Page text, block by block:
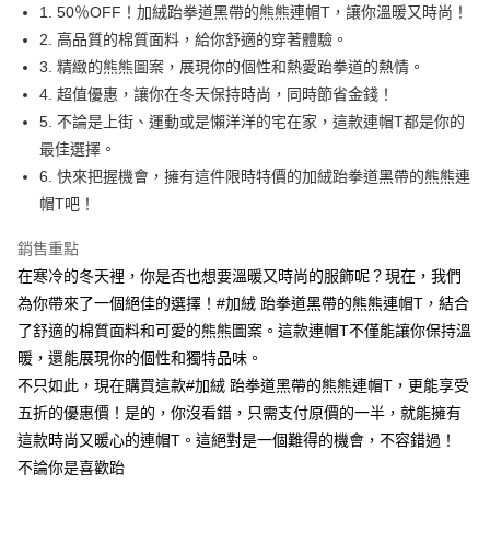
Apple Pay
街口支付
悠遊付
Google Pay
全盈+PAY
大哥付你分期
【大哥付你分期使用說明】
1.本服務由台灣大哥大提供，台灣大哥大用戶可立即使用無須另外申請。
2.付款方式選擇「大哥付你分期」，訂單成立後會自動跳轉到大哥付的交易
流程，驗證手機門號後，選擇欲分期的期數、繳款截止日，確認付款後即完
成交易。
3.實際核准額度、可分期數及費用金額請依後續交易確認頁面所載為準。
4.訂單成立30分鐘內，如未前往確認交易或遇審核未通過，訂單將自動取
法說明評估內容。
【繳款方式說明】
1.分期款項不併入電信帳單，「大哥付你分期」於每月結算日後寄送繳費提
醒簡訊。
AFTEE先享後付
相關說明
【關於「AFTEE先享後付」】
AFTEE先享後付是「在收到商品之後才付款」的支付方式。 讓您購物簡單
便利好安心！
１．簡單：不需註冊會員、不需綁卡、不需儲值。
２．便利：只要手機號碼，簡訊認證，即可結帳。
【「AFTEE先享後付」結帳流程】
運送方式
全家取貨付款
每筆NT$45
1. 50％OFF！加絨跆拳道黑帶的熊熊連帽T，讓你溫暖又時尚！
2. 高品質的棉質面料，給你舒適的穿著體驗。
3. 精緻的熊熊圖案，展現你的個性和熱愛跆拳道的熱情。
4. 超值優惠，讓你在冬天保持時尚，同時節省金錢！
5. 不論是上街、運動或是懶洋洋的宅在家，這款連帽T都是你的
最佳選擇。
6. 快來把握機會，擁有這件限時特價的加絨跆拳道黑帶的熊熊連
帽T吧！
銷售重點
在寒冷的冬天裡，你是否也想要溫暖又時尚的服飾呢？現在，我們
為你帶來了一個絕佳的選擇！#加絨 跆拳道黑帶的熊熊連帽T，結合
了舒適的棉質面料和可愛的熊熊圖案。這款連帽T不僅能讓你保持溫
暖，還能展現你的個性和獨特品味。
不只如此，現在購買這款#加絨 跆拳道黑帶的熊熊連帽T，更能享受
五折的優惠價！是的，你沒看錯，只需支付原價的一半，就能擁有
這款時尚又暖心的連帽T。這絕對是一個難得的機會，不容錯過！
不論你是喜歡跆